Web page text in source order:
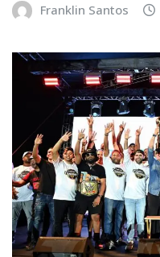
Franklin Santos